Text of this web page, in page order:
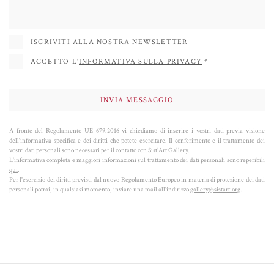
ISCRIVITI ALLA NOSTRA NEWSLETTER
ACCETTO L'INFORMATIVA SULLA PRIVACY *
A fronte del Regolamento UE 679.2016 vi chiediamo di inserire i vostri dati previa visione
dell'informativa specifica e dei diritti che potete esercitare. Il conferimento e il trattamento dei
vostri dati personali sono necessari per il contatto con Sist’Art Gallery.
L'informativa completa e maggiori informazioni sul trattamento dei dati personali sono reperibili
qui.
Per l'esercizio dei diritti previsti dal nuovo Regolamento Europeo in materia di protezione dei dati
personali potrai, in qualsiasi momento, inviare una mail all'indirizzogallery@sistart.org.